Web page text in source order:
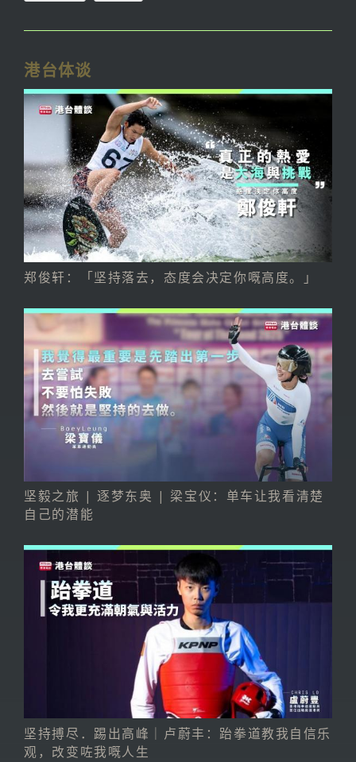
港台体谈
郑俊轩：「坚持落去，态度会决定你嘅高度。」
坚毅之旅 | 逐梦东奥 | 梁宝仪：单车让我看清楚
自己的潜能
坚持搏尽．踢出高峰｜卢蔚丰：跆拳道教我自信乐
观，改变咗我嘅人生